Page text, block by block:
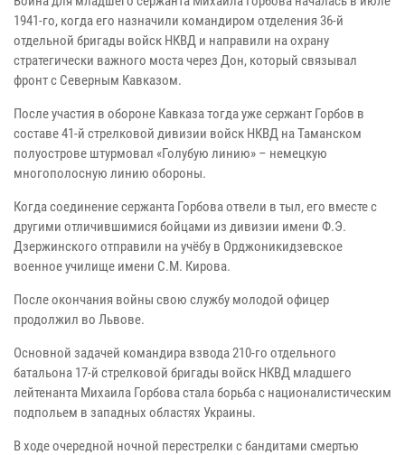
1941-го, когда его назначили командиром отделения 36-й
отдельной бригады войск НКВД и направили на охрану
стратегически важного моста через Дон, который связывал
фронт с Северным Кавказом.
После участия в обороне Кавказа тогда уже сержант Горбов в
составе 41-й стрелковой дивизии войск НКВД на Таманском
полуострове штурмовал «Голубую линию» – немецкую
многополосную линию обороны.
Когда соединение сержанта Горбова отвели в тыл, его вместе с
другими отличившимися бойцами из дивизии имени Ф.Э.
Дзержинского отправили на учёбу в Орджоникидзевское
военное училище имени С.М. Кирова.
После окончания войны свою службу молодой офицер
продолжил во Львове.
Основной задачей командира взвода 210-го отдельного
батальона 17-й стрелковой бригады войск НКВД младшего
лейтенанта Михаила Горбова стала борьба с националистическим
подпольем в западных областях Украины.
В ходе очередной ночной перестрелки с бандитами смертью